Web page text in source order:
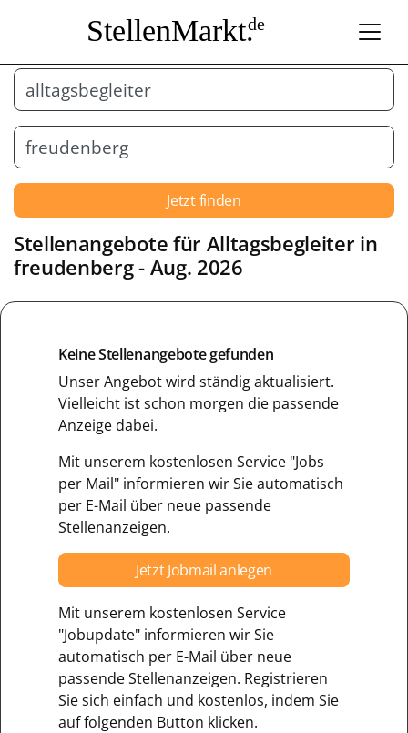
StellenMarkt.de
Jetzt finden
Stellenangebote für Alltagsbegleiter in
freudenberg- Aug. 2026
Keine Stellenangebote gefunden
Unser Angebot wird ständig aktualisiert.
Vielleicht ist schon morgen die passende
Anzeige dabei.
Mit unserem kostenlosen Service "Jobs
per Mail" informieren wir Sie automatisch
per E-Mail über neue passende
Stellenanzeigen.
Jetzt Jobmail anlegen
Mit unserem kostenlosen Service
"Jobupdate" informieren wir Sie
automatisch per E-Mail über neue
passende Stellenanzeigen. Registrieren
Sie sich einfach und kostenlos, indem Sie
auf folgenden Button klicken.